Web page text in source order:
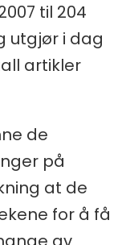
til 204
utgjør i dag
artikler
de
på
at de
for å få